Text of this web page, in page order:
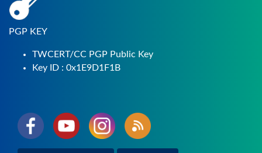
PGP KEY
TWCERT/CC PGP Public Key
Key ID : 0x1E9D1F1B